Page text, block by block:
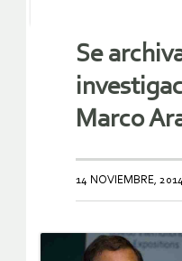
Se
Marco
14 NOVIEMBRE,